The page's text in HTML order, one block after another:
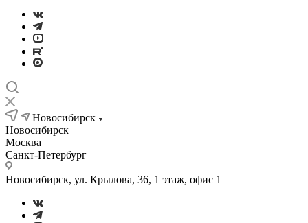
Новосибирск
Новосибирск
Москва
Санкт-Петербург
Новосибирск, ул. Крылова, 36, 1 этаж, офис 1